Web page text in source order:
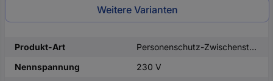
Weitere Varianten
Produkt-Art
Personenschutz-Zwischenstecker
Nennspannung
230 V